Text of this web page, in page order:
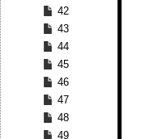
42
43
44
45
46
47
48
49